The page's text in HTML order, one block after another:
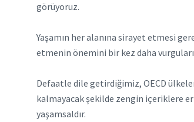
görüyoruz.
Yaşamın her alanına sirayet etmesi
etmenin önemini bir kez daha
Defaatle dile getirdiğimiz, OECD
kalmayacak şekilde zengin içeriklere
yaşamsaldır.